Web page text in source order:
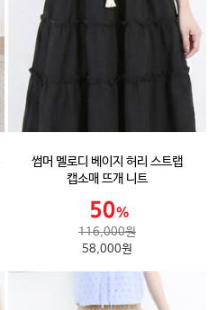
썸머 멜로디 베이지 허리 스트랩
캡소매 뜨개 니트
116,000원
58,000원